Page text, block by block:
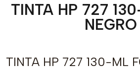
TINTA HP 727
NEGRO
TINTA HP 727 130-ML